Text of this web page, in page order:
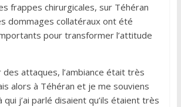
frappes chirurgicales, sur Téhéran
dommages collatéraux ont été
pour transformer l’attitude
attaques, l’ambiance était très
alors à Téhéran et je me souviens
j’ai parlé disaient qu’ils étaient très